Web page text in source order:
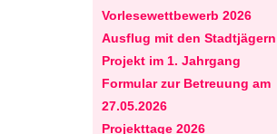
Vorlesewettbewerb 2026
Ausflug mit den Stadtjägern
Projekt im 1. Jahrgang
Formular zur Betreuung am
27.05.2026
Projekttage 2026